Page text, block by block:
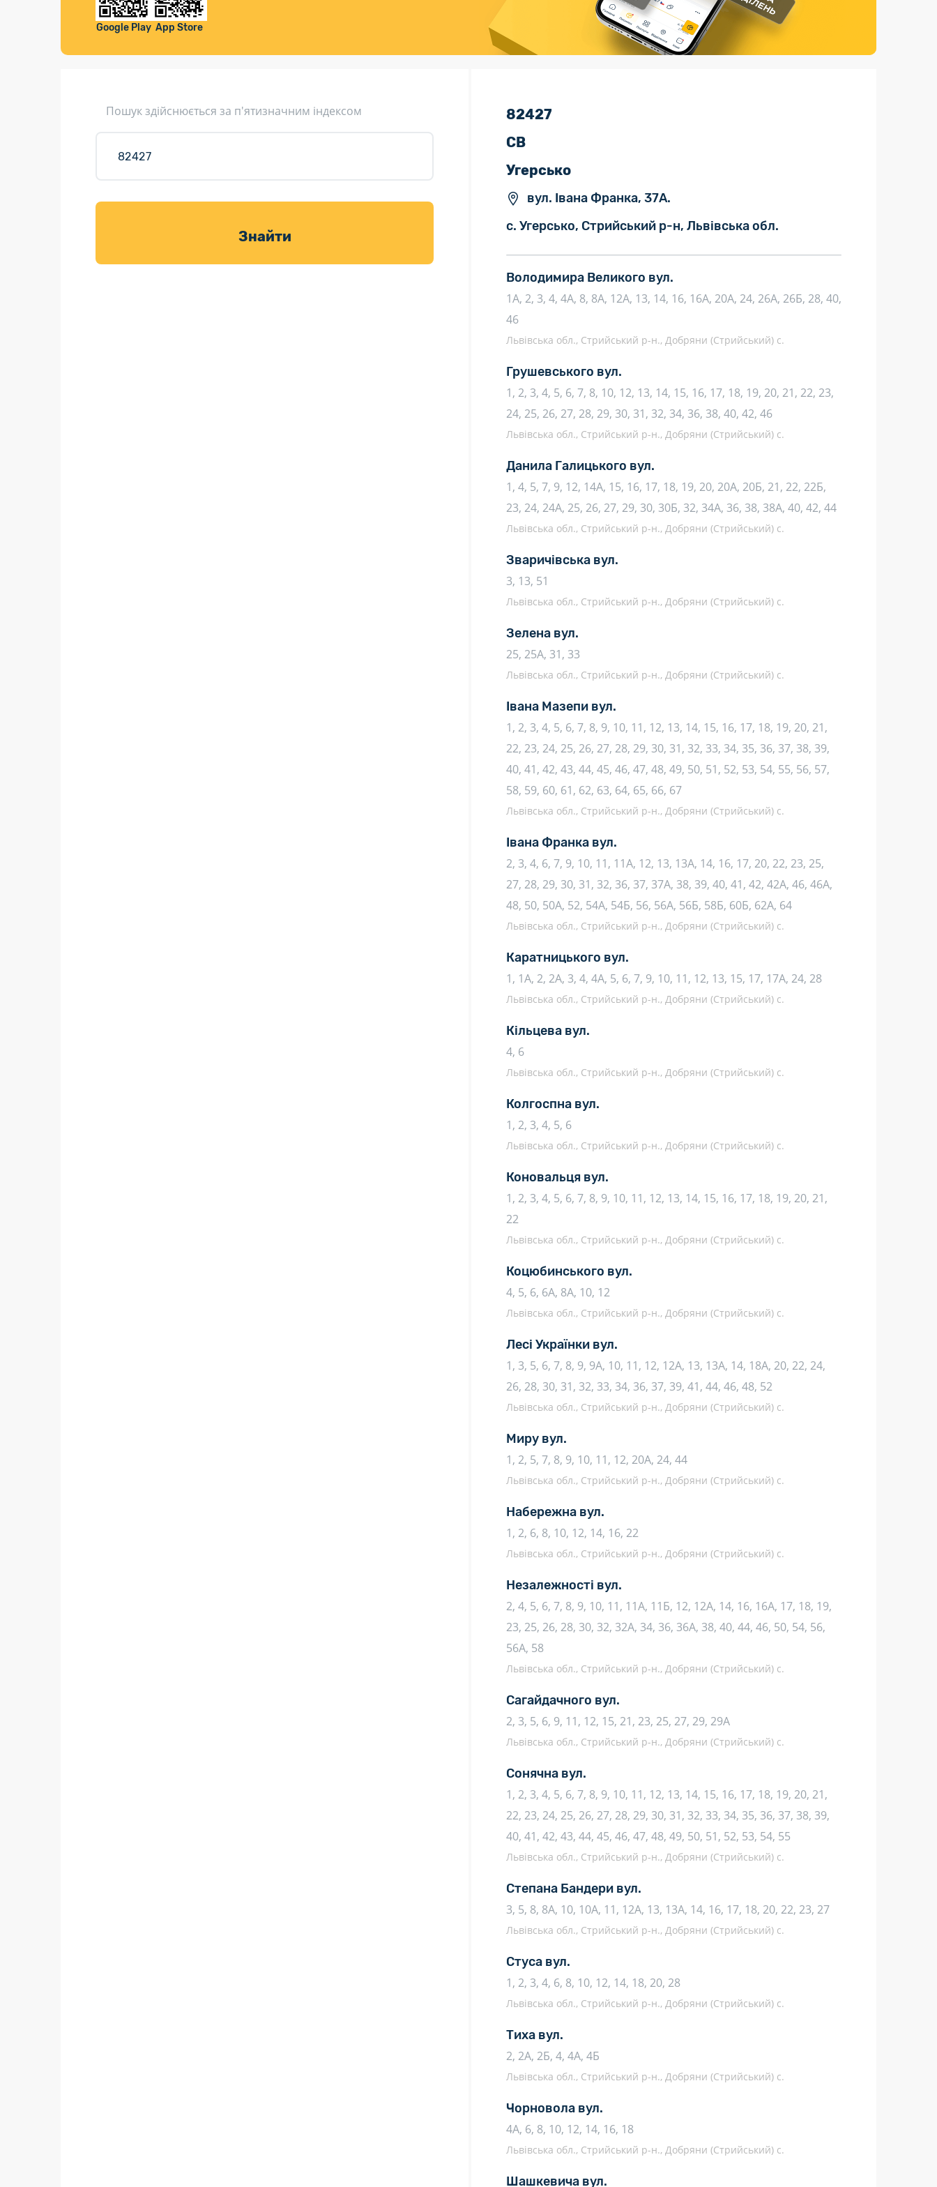
Листи та листівки
Доставка товарів для саду
Валютно-обмінні операції
Страхові послуги
Каталог «Укрпошта Маркет»
Google Play App Store
Пошук здійснюється за п'ятизначним індексом
Знайти
82427
СВ
Угерсько
вул. Івана Франка, 37А.
с. Угерсько, Стрийський р-н, Львівська обл.
Володимира Великого вул.
1А, 2, 3, 4, 4А, 8, 8А, 12А, 13, 14, 16, 16А, 20А, 24, 26А, 26Б, 28, 40,
46
Львівська обл., Стрийський р-н., Добряни (Стрийський) с.
Грушевського вул.
1, 2, 3, 4, 5, 6, 7, 8, 10, 12, 13, 14, 15, 16, 17, 18, 19, 20, 21, 22, 23,
24, 25, 26, 27, 28, 29, 30, 31, 32, 34, 36, 38, 40, 42, 46
Львівська обл., Стрийський р-н., Добряни (Стрийський) с.
Данила Галицького вул.
1, 4, 5, 7, 9, 12, 14А, 15, 16, 17, 18, 19, 20, 20А, 20Б, 21, 22, 22Б,
23, 24, 24А, 25, 26, 27, 29, 30, 30Б, 32, 34А, 36, 38, 38А, 40, 42, 44
Львівська обл., Стрийський р-н., Добряни (Стрийський) с.
Зваричівська вул.
3, 13, 51
Львівська обл., Стрийський р-н., Добряни (Стрийський) с.
Зелена вул.
25, 25А, 31, 33
Львівська обл., Стрийський р-н., Добряни (Стрийський) с.
Івана Мазепи вул.
1, 2, 3, 4, 5, 6, 7, 8, 9, 10, 11, 12, 13, 14, 15, 16, 17, 18, 19, 20, 21,
22, 23, 24, 25, 26, 27, 28, 29, 30, 31, 32, 33, 34, 35, 36, 37, 38, 39,
40, 41, 42, 43, 44, 45, 46, 47, 48, 49, 50, 51, 52, 53, 54, 55, 56, 57,
58, 59, 60, 61, 62, 63, 64, 65, 66, 67
Львівська обл., Стрийський р-н., Добряни (Стрийський) с.
Івана Франка вул.
2, 3, 4, 6, 7, 9, 10, 11, 11А, 12, 13, 13А, 14, 16, 17, 20, 22, 23, 25,
27, 28, 29, 30, 31, 32, 36, 37, 37А, 38, 39, 40, 41, 42, 42А, 46, 46А,
48, 50, 50А, 52, 54А, 54Б, 56, 56А, 56Б, 58Б, 60Б, 62А, 64
Львівська обл., Стрийський р-н., Добряни (Стрийський) с.
Каратницького вул.
1, 1А, 2, 2А, 3, 4, 4А, 5, 6, 7, 9, 10, 11, 12, 13, 15, 17, 17А, 24, 28
Львівська обл., Стрийський р-н., Добряни (Стрийський) с.
Кільцева вул.
4, 6
Львівська обл., Стрийський р-н., Добряни (Стрийський) с.
Колгоспна вул.
1, 2, 3, 4, 5, 6
Львівська обл., Стрийський р-н., Добряни (Стрийський) с.
Коновальця вул.
1, 2, 3, 4, 5, 6, 7, 8, 9, 10, 11, 12, 13, 14, 15, 16, 17, 18, 19, 20, 21,
22
Львівська обл., Стрийський р-н., Добряни (Стрийський) с.
Коцюбинського вул.
4, 5, 6, 6А, 8А, 10, 12
Львівська обл., Стрийський р-н., Добряни (Стрийський) с.
Лесі Українки вул.
1, 3, 5, 6, 7, 8, 9, 9А, 10, 11, 12, 12А, 13, 13А, 14, 18А, 20, 22, 24,
26, 28, 30, 31, 32, 33, 34, 36, 37, 39, 41, 44, 46, 48, 52
Львівська обл., Стрийський р-н., Добряни (Стрийський) с.
Миру вул.
1, 2, 5, 7, 8, 9, 10, 11, 12, 20А, 24, 44
Львівська обл., Стрийський р-н., Добряни (Стрийський) с.
Набережна вул.
1, 2, 6, 8, 10, 12, 14, 16, 22
Львівська обл., Стрийський р-н., Добряни (Стрийський) с.
Незалежності вул.
2, 4, 5, 6, 7, 8, 9, 10, 11, 11А, 11Б, 12, 12А, 14, 16, 16А, 17, 18, 19,
23, 25, 26, 28, 30, 32, 32А, 34, 36, 36А, 38, 40, 44, 46, 50, 54, 56,
56А, 58
Львівська обл., Стрийський р-н., Добряни (Стрийський) с.
Сагайдачного вул.
2, 3, 5, 6, 9, 11, 12, 15, 21, 23, 25, 27, 29, 29А
Львівська обл., Стрийський р-н., Добряни (Стрийський) с.
Сонячна вул.
1, 2, 3, 4, 5, 6, 7, 8, 9, 10, 11, 12, 13, 14, 15, 16, 17, 18, 19, 20, 21,
22, 23, 24, 25, 26, 27, 28, 29, 30, 31, 32, 33, 34, 35, 36, 37, 38, 39,
40, 41, 42, 43, 44, 45, 46, 47, 48, 49, 50, 51, 52, 53, 54, 55
Львівська обл., Стрийський р-н., Добряни (Стрийський) с.
Степана Бандери вул.
3, 5, 8, 8А, 10, 10А, 11, 12А, 13, 13А, 14, 16, 17, 18, 20, 22, 23, 27
Львівська обл., Стрийський р-н., Добряни (Стрийський) с.
Стуса вул.
1, 2, 3, 4, 6, 8, 10, 12, 14, 18, 20, 28
Львівська обл., Стрийський р-н., Добряни (Стрийський) с.
Тиха вул.
2, 2А, 2Б, 4, 4А, 4Б
Львівська обл., Стрийський р-н., Добряни (Стрийський) с.
Чорновола вул.
4А, 6, 8, 10, 12, 14, 16, 18
Львівська обл., Стрийський р-н., Добряни (Стрийський) с.
Шашкевича вул.